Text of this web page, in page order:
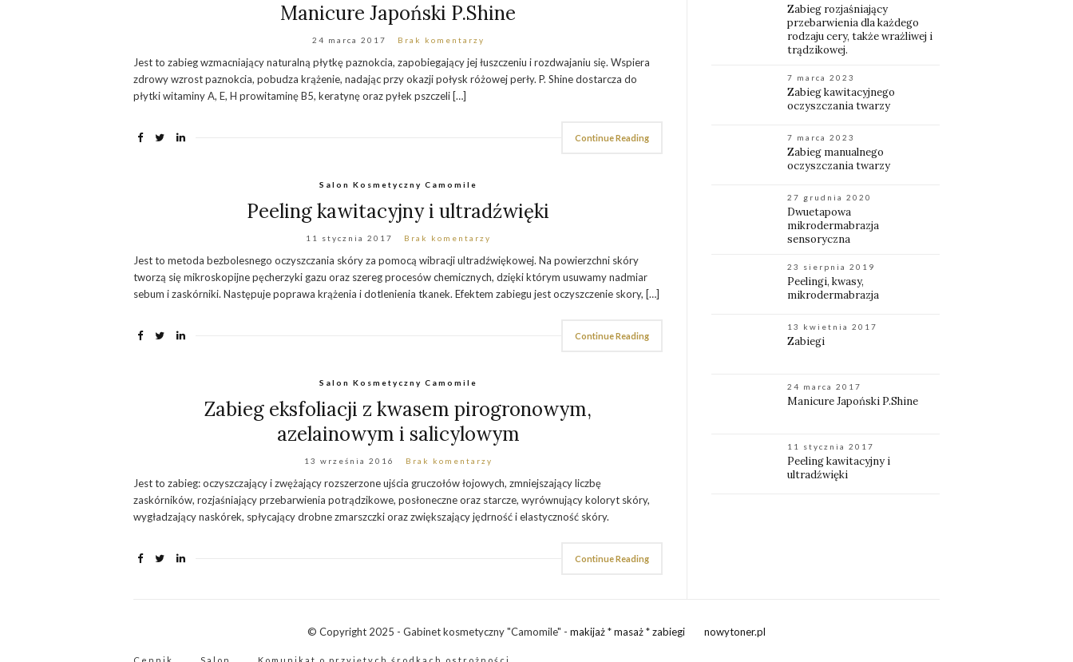
Manicure Japoński P.Shine
24 marca 2017 Brak komentarzy
Jest to zabieg wzmacniający naturalną płytkę paznokcia, zapobiegający jej łuszczeniu i rozdwajaniu się. Wspiera
zdrowy wzrost paznokcia, pobudza krążenie, nadając przy okazji połysk różowej perły. P. Shine dostarcza do
płytki witaminy A, E, H prowitaminę B5, keratynę oraz pyłek pszczeli […]
Continue Reading
Salon Kosmetyczny Camomile
Peeling kawitacyjny i ultradźwięki
11 stycznia 2017 Brak komentarzy
Jest to metoda bezbolesnego oczyszczania skóry za pomocą wibracji ultradźwiękowej. Na powierzchni skóry
tworzą się mikroskopijne pęcherzyki gazu oraz szereg procesów chemicznych, dzięki którym usuwamy nadmiar
sebum i zaskórniki. Następuje poprawa krążenia i dotlenienia tkanek. Efektem zabiegu jest oczyszczenie skory, […]
Continue Reading
Salon Kosmetyczny Camomile
Zabieg eksfoliacji z kwasem pirogronowym,
azelainowym i salicylowym
13 września 2016 Brak komentarzy
Jest to zabieg: oczyszczający i zwężający rozszerzone ujścia gruczołów łojowych, zmniejszający liczbę
zaskórników, rozjaśniający przebarwienia potrądzikowe, posłoneczne oraz starcze, wyrównujący koloryt skóry,
wygładzający naskórek, spłycający drobne zmarszczki oraz zwiększający jędrność i elastyczność skóry.
Continue Reading
Zabieg rozjaśniający
przebarwienia dla każdego
rodzaju cery, także wrażliwej i
trądzikowej.
7 marca 2023
Zabieg kawitacyjnego
oczyszczania twarzy
7 marca 2023
Zabieg manualnego
oczyszczania twarzy
27 grudnia 2020
Dwuetapowa
mikrodermabrazja
sensoryczna
23 sierpnia 2019
Peelingi, kwasy,
mikrodermabrazja
13 kwietnia 2017
Zabiegi
24 marca 2017
Manicure Japoński P.Shine
11 stycznia 2017
Peeling kawitacyjny i
ultradźwięki
© Copyright 2025 - Gabinet kosmetyczny "Camomile" - makijaż*masaż*zabiegi nowytoner.pl